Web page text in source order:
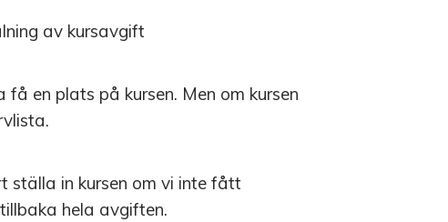
av kursavgift
en plats på kursen. Men om kursen
ställa in kursen om vi inte fått
hela avgiften.